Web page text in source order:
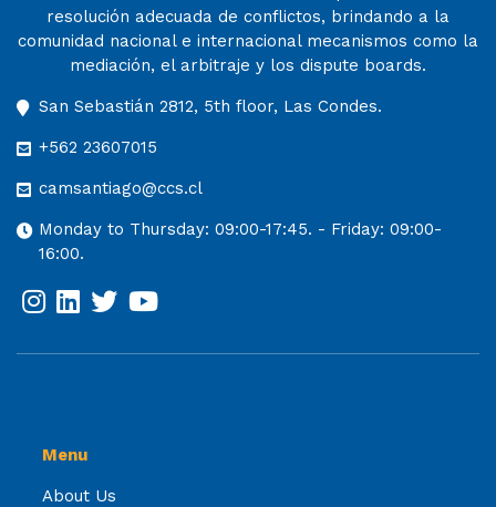
resolución adecuada de conflictos, brindando a la
comunidad nacional e internacional mecanismos como la
mediación, el arbitraje y los dispute boards.
San Sebastián 2812, 5th floor, Las Condes.
+562 23607015
camsantiago@ccs.cl
Monday to Thursday: 09:00-17:45. - Friday: 09:00-
16:00.
Menu
About Us